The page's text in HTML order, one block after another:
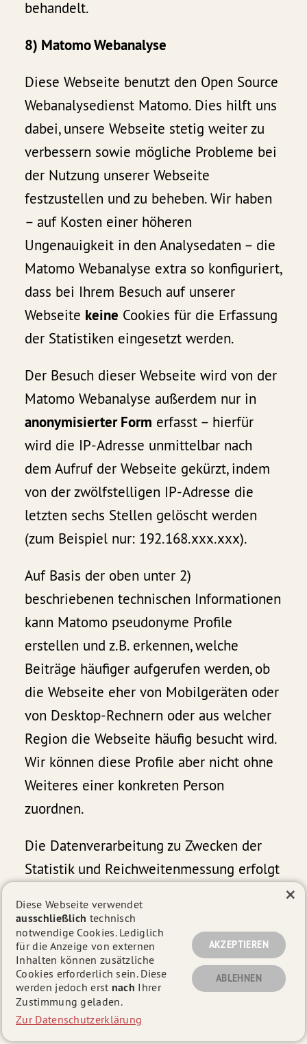
behandelt.
8) Matomo Webanalyse
Diese Webseite benutzt den Open Source
Webanalysedienst Matomo. Dies hilft uns
dabei, unsere Webseite stetig weiter zu
verbessern sowie mögliche Probleme bei
der Nutzung unserer Webseite
festzustellen und zu beheben. Wir haben
– auf Kosten einer höheren
Ungenauigkeit in den Analysedaten – die
Matomo Webanalyse extra so konfiguriert,
dass bei Ihrem Besuch auf unserer
Webseite keine Cookies für die Erfassung
der Statistiken eingesetzt werden.
Der Besuch dieser Webseite wird von der
Matomo Webanalyse außerdem nur in
anonymisierter Form erfasst – hierfür
wird die IP-Adresse unmittelbar nach
dem Aufruf der Webseite gekürzt, indem
von der zwölfstelligen IP-Adresse die
letzten sechs Stellen gelöscht werden
(zum Beispiel nur: 192.168.xxx.xxx).
Auf Basis der oben unter 2)
beschriebenen technischen Informationen
kann Matomo pseudonyme Profile
erstellen und z.B. erkennen, welche
Beiträge häufiger aufgerufen werden, ob
die Webseite eher von Mobilgeräten oder
von Desktop-Rechnern oder aus welcher
Region die Webseite häufig besucht wird.
Wir können diese Profile aber nicht ohne
Weiteres einer konkreten Person
zuordnen.
Die Datenverarbeitung zu Zwecken der
Statistik und Reichweitenmessung erfolgt
erforderlichen und angemessenem
Umfang zur Erfüllung unseres Interesses
an der Reichweitenmessung unter
Abwägung mit Ihrem Interesse an einem
möglichst vertraulichen Aufruf der
Diese Webseite verwendet
ausschließlich technisch
notwendige Cookies. Lediglich
für die Anzeige von externen
Inhalten können zusätzliche
Cookies erforderlich sein. Diese
werden jedoch erst nach Ihrer
Zustimmung geladen.
Zur Datenschutzerklärung
AKZEPTIEREN
ABLEHNEN
×